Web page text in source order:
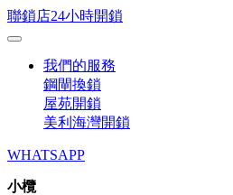
聯鎖店24小時開鎖
我們的服務
鋼閘換鎖
屋苑開鎖
美利海灣開鎖
WHATSAPP
小欖